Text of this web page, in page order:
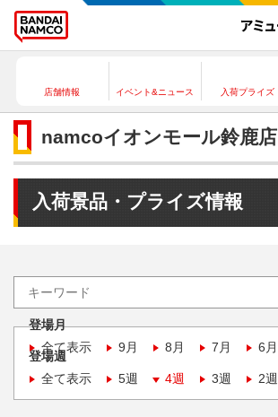
店舗情報 イベント&ニュース 入荷プライズ
namcoイオンモール鈴鹿店
入荷景品・プライズ情報
登場月
全て表示
9月 8月 7月 6月
登場週
全て表示
5週 4週 3週 2週